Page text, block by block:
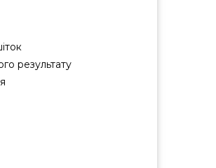
результату